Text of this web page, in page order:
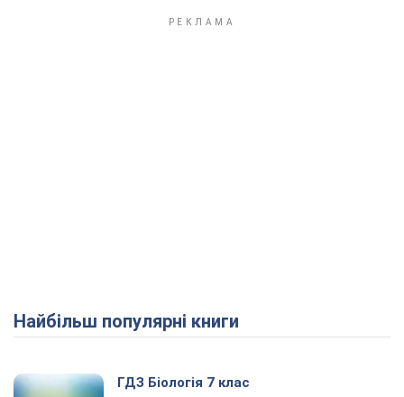
Найбільш популярні книги
ГДЗ Біологія 7 клас